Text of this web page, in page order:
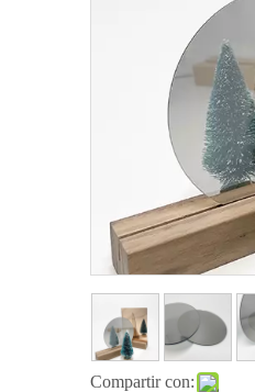
Compartir con: